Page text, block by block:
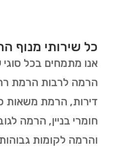
כל שירותי מנוף
אנו מתמחים בכל סוגי
הרמה לרבות הרמת
דירות, הרמת משאות
והרמה לקומות